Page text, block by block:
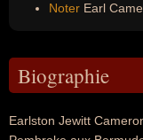
Noter Earl
Biographie
Earlston Jewitt